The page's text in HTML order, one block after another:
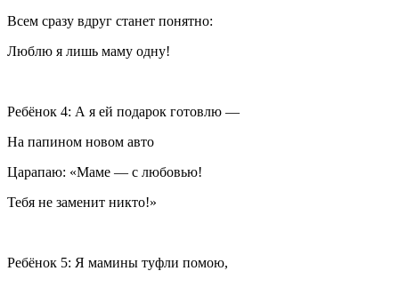
Всем сразу вдруг станет понятно:
Люблю я лишь маму одну!
Ребёнок 4: А я ей подарок готовлю —
На папином новом авто
Царапаю: «Маме — с любовью!
Тебя не заменит никто!»
Ребёнок 5: Я мамины туфли помою,